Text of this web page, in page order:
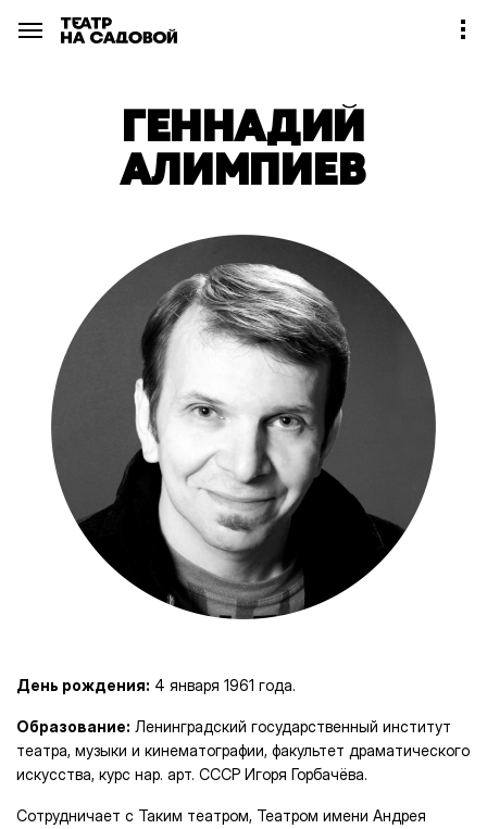
ГЕННАДИЙ
АЛИМПИЕВ
День рождения: 4 января 1961 года.
Образование: Ленинградский государственный институт
театра, музыки и кинематографии, факультет драматического
искусства, курс нар. арт. СССР Игоря Горбачёва.
Сотрудничает с Таким театром, Театром имени Андрея